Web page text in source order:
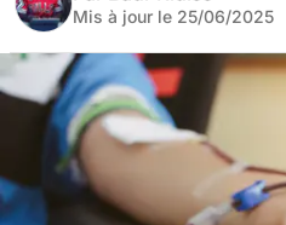
Mis à jour le 25/06/2025